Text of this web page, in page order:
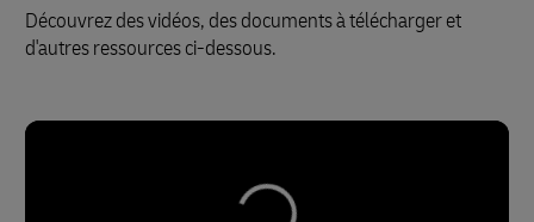
Découvrez des vidéos, des documents à télécharger et
d'autres ressources ci-dessous.